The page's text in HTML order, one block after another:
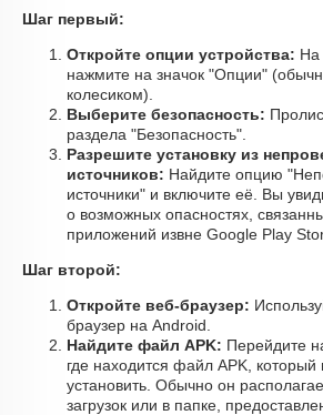
Шаг первый:
Откройте опции устройства: На
нажмите на значок "Опции"
колесиком).
Выберите безопасность:
раздела "Безопасность".
Разрешите установку из
источников: Найдите опцию
источники" и включите её. Вы
о возможных опасностях,
приложений извне Google Play
Шаг второй:
Откройте веб-браузер:
браузер на Android.
Найдите файл APK: Перейдите
где находится файл APK, который
установить. Обычно он
загрузок или в папке,